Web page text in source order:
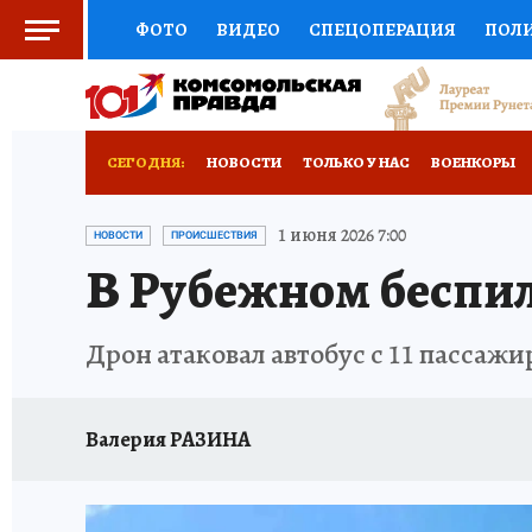
ФОТО ВИДЕО СПЕЦОПЕРАЦИЯ
СОЦПОДДЕРЖКА НАУКА СПОРТ
ПРЕСС-ЦЕНТР НЕДВИЖИМОСТЬ
РАДИО КП
СЕГОДНЯ: НОВОСТИ ТОЛЬКО У НАС ВОЕНКОРЫ
ИСПЫТАНО НА СЕБЕ
НОВОСТИ ПРОИСШЕСТВИЯ 1 июня 2026 7:00
В Рубежном
Дрон атаковал автобус с 11
Валерия РАЗИНА